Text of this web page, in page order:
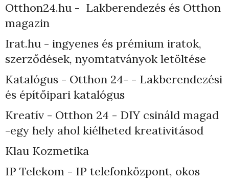
Otthon24.hu - Lakberendezés és Otthon
magazin
Irat.hu - ingyenes és prémium iratok,
szerződések, nyomtatványok letöltése
Katalógus - Otthon 24- - Lakberendezési
és építőipari katalógus
Kreatív - Otthon 24 - DIY csináld magad
-egy hely ahol kiélheted kreativitásod
Klau Kozmetika
IP Telekom - IP telefonközpont, okos